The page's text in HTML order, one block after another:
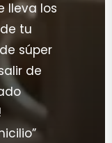
lleva los
tu
súper
de